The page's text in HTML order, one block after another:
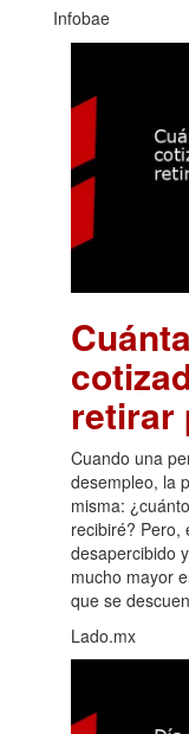
Infobae
retirar
Cuando una
desempleo, la
misma:
recibiré? Pero,
desapercibido
mucho mayor
que se
Lado.mx